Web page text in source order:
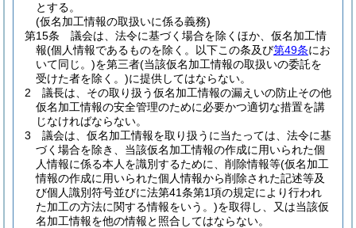
とする。
(仮名加工情報の取扱いに係る義務)
第15条
議会は、法令に基づく場合を除くほか、仮名加工情
報(個人情報であるものを除く。以下この条及び第49条にお
いて同じ。)を第三者(当該仮名加工情報の取扱いの委託を
受けた者を除く。)に提供してはならない。
2
議長は、その取り扱う仮名加工情報の漏えいの防止その他
仮名加工情報の安全管理のために必要かつ適切な措置を講
じなければならない。
3
議会は、仮名加工情報を取り扱うに当たっては、法令に基
づく場合を除き、当該仮名加工情報の作成に用いられた個
人情報に係る本人を識別するために、削除情報等(仮名加工
情報の作成に用いられた個人情報から削除された記述等及
び個人識別符号並びに法第41条第1項の規定により行われ
た加工の方法に関する情報をいう。)を取得し、又は当該仮
名加工情報を他の情報と照合してはならない。